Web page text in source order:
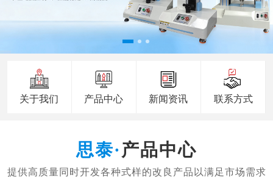
关于我们 产品中心 新闻资讯 联系方式
产品中心